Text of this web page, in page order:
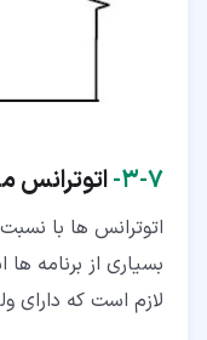
۷‏-‏۳‏- اتوترانس
اتوترانس ها با
بسیاری از برنامه
لازم است که دارای